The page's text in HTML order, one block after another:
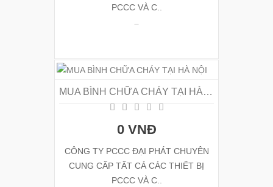
PCCC VÀ C..
MUA BÌNH CHỮA CHÁY TẠI HÀ NỘI
0 VNĐ
CÔNG TY PCCC ĐẠI PHÁT CHUYÊN
CUNG CẤP TẤT CẢ CÁC THIẾT BỊ
PCCC VÀ C..